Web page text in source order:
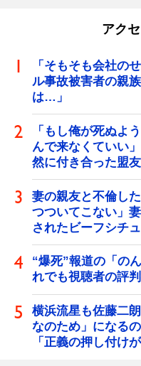
アク
「そもそも会社の
ル事故被害者の親
は…」
「もし俺が死ぬよ
んで来なくていい
然に付き合った盟
妻の親友と不倫し
つついてこない」
されたビーフシチ
“爆死”報道の「の
れでも視聴者の評
横浜流星も佐藤二
なのため」になる
「正義の押し付け